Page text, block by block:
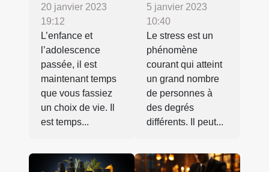
20 janvier 2023
19:12
L’enfance et
l’adolescence
passée, il est
maintenant temps
que vous fassiez
un choix de vie. Il
est temps...
5 janvier 2023
10:40
Le stress est un
phénomène
courant qui atteint
un grand nombre
de personnes à
des degrés
différents. Il peut...